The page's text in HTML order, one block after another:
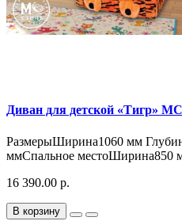
Диван для детской «Тигр»
РазмерыШирина1060 мм
ммСпальное местоШирина850
16 390.00 р.
В корзину